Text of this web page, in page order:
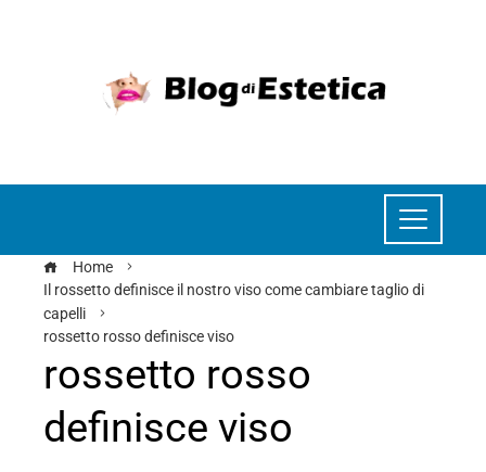
Home
Il rossetto definisce il nostro viso come cambiare taglio di
capelli
rossetto rosso definisce viso
rossetto rosso
definisce viso